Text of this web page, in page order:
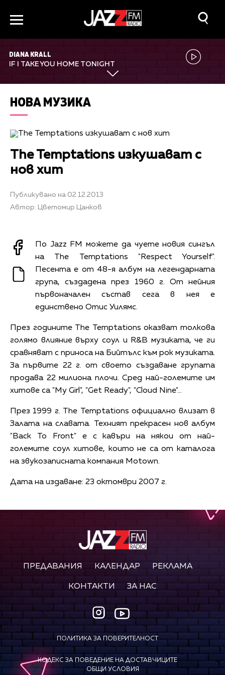
DIANA KRALL
IF I TAKE YOU HOME TONIGHT
НОВА МУЗИКА
The Temptations изкушават с
нов хит
Публикувано на 02.12.2013
Автор: Цветомир Цанков
По Jazz FM можете да чуете новия сингъл
на The Temptations "Respect Yourself".
Песента е от 48-я албум на легендарната
група, създадена през 1960 г. От нейния
първоначален състав сега в нея е
единствено Отис Уилямс.
През годините The Temptations оказват толкова
голямо влияние върху соул и R&B музиката, че ги
сравняват с приноса на Бийтълс към рок музиката.
За първите 22 г. от своето създаване групата
продава 22 милиона плочи. Сред най-големите им
хитове са "My Girl", "Get Ready", "Cloud Nine"...
През 1999 г. The Temptations официално влизат в
Залата на славата. Техният прекрасен нов албум
"Back To Front" е с кавъри на някои от най-
големите соул хитове, които не са от каталога
на звукозаписната компания Motown.
Дата на издаване: 23 октомври 2007 г.
ПРЕДАВАНИЯ КАЛЕНДАР РЕКЛАМА
КОНТАКТИ ЗА НАС
ПОЛИТИКА ЗА ПОВЕРИТЕЛНОСТ
КОДЕКС ЗА ПОВЕДЕНИЕ НА ДОСТАВЧИЦИТЕ
ОБЩИ УСЛОВИЯ